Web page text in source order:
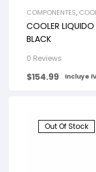
COMPONENTES,
COOLER
BLACK
0 Reviews
$154.99 Incluye
Out Of Stock